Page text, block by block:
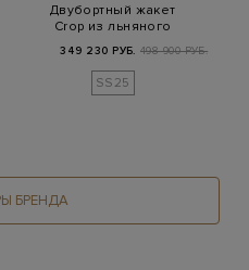
Двубортный жакет
Crop из льняного
Мон…
349 230 РУБ. 498 900 РУБ.
SS25
БРЕНДА